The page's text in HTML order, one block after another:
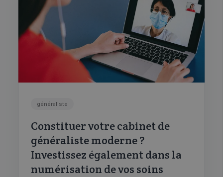
généraliste
Constituer votre cabinet de
généraliste moderne ?
Investissez également dans la
numérisation de vos soins